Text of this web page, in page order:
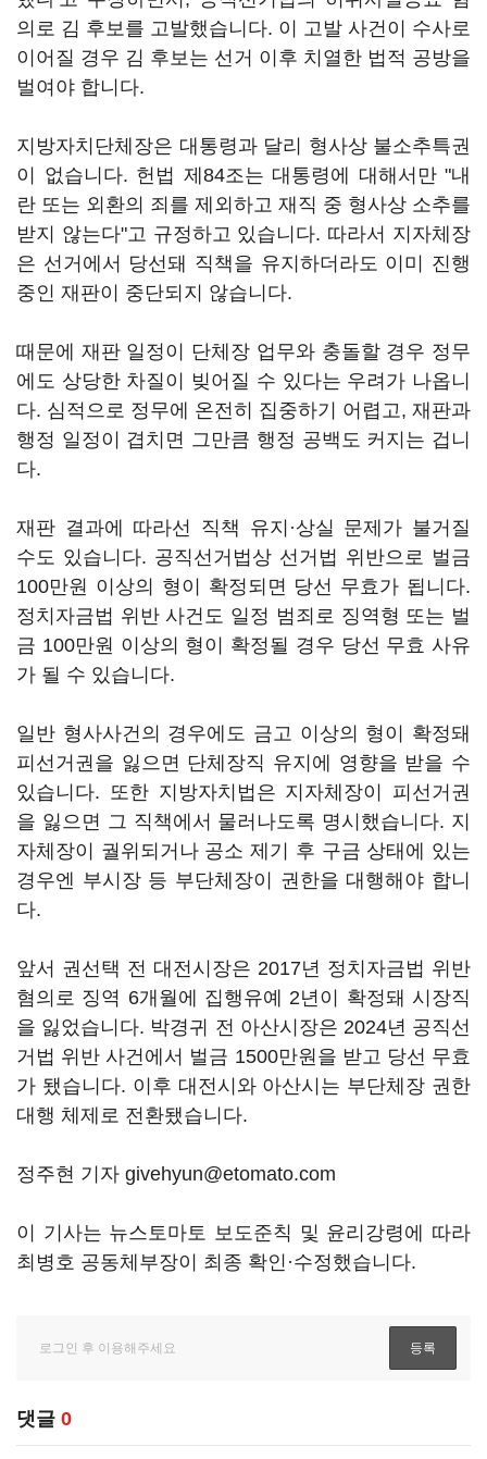
의로 김 후보를 고발했습니다. 이 고발 사건이 수사로
이어질 경우 김 후보는 선거 이후 치열한 법적 공방을
벌여야 합니다.
지방자치단체장은 대통령과 달리 형사상 불소추특권
이 없습니다. 헌법 제84조는 대통령에 대해서만 "내
란 또는 외환의 죄를 제외하고 재직 중 형사상 소추를
받지 않는다"고 규정하고 있습니다. 따라서 지자체장
은 선거에서 당선돼 직책을 유지하더라도 이미 진행
중인 재판이 중단되지 않습니다.
때문에 재판 일정이 단체장 업무와 충돌할 경우 정무
에도 상당한 차질이 빚어질 수 있다는 우려가 나옵니
다. 심적으로 정무에 온전히 집중하기 어렵고, 재판과
행정 일정이 겹치면 그만큼 행정 공백도 커지는 겁니
다.
재판 결과에 따라선 직책 유지·상실 문제가 불거질
수도 있습니다. 공직선거법상 선거법 위반으로 벌금
100만원 이상의 형이 확정되면 당선 무효가 됩니다.
정치자금법 위반 사건도 일정 범죄로 징역형 또는 벌
금 100만원 이상의 형이 확정될 경우 당선 무효 사유
가 될 수 있습니다.
일반 형사사건의 경우에도 금고 이상의 형이 확정돼
피선거권을 잃으면 단체장직 유지에 영향을 받을 수
있습니다. 또한 지방자치법은 지자체장이 피선거권
을 잃으면 그 직책에서 물러나도록 명시했습니다. 지
자체장이 궐위되거나 공소 제기 후 구금 상태에 있는
경우엔 부시장 등 부단체장이 권한을 대행해야 합니
다.
앞서 권선택 전 대전시장은 2017년 정치자금법 위반
혐의로 징역 6개월에 집행유예 2년이 확정돼 시장직
을 잃었습니다. 박경귀 전 아산시장은 2024년 공직선
거법 위반 사건에서 벌금 1500만원을 받고 당선 무효
가 됐습니다. 이후 대전시와 아산시는 부단체장 권한
대행 체제로 전환됐습니다.
정주현 기자 givehyun@etomato.com
이 기사는 뉴스토마토 보도준칙 및 윤리강령에 따라
최병호 공동체부장이 최종 확인·수정했습니다.
댓글 0